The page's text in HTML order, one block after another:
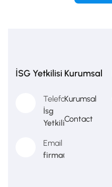
İSG Yetkilisi
Telefon
İsg
Yetkilisi
Email
firma@firma.com
Kurumsal
Kurumsal
Contact